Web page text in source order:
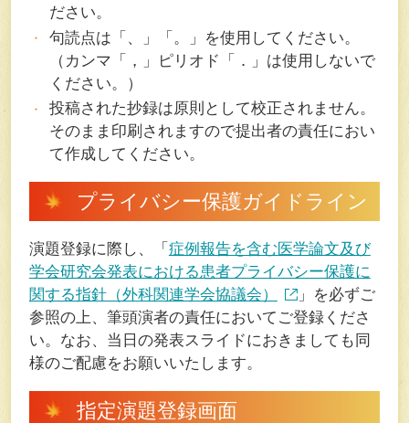
ださい。
句読点は「、」「。」を使用してください。
（カンマ「，」ピリオド「．」は使用しないで
ください。）
投稿された抄録は原則として校正されません。
そのまま印刷されますので提出者の責任におい
て作成してください。
プライバシー保護ガイドライン
演題登録に際し、「 症例報告を含む医学論文及び
学会研究会発表における患者プライバシー保護に
関する指針（外科関連学会協議会）
」を必ずご
参照の上、筆頭演者の責任においてご登録くださ
い。なお、当日の発表スライドにおきましても同
様のご配慮をお願いいたします。
指定演題登録画面